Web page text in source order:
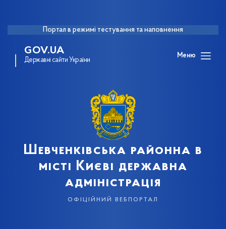
Портал в режимі тестування та наповнення
GOV.UA
Державні сайти України
Меню
Шевченківська районна в
місті Києві державна
адміністрація
офіційний вебпортал